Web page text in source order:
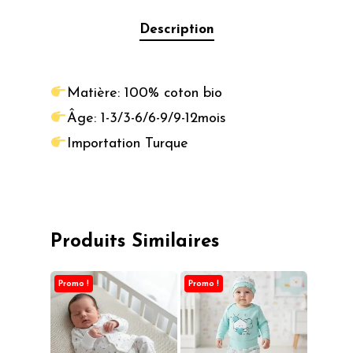
Description
Matière: 100% coton bio
Âge: 1-3/3-6/6-9/9-12mois
Importation Turque
Produits Similaires
Promo ! Promo !